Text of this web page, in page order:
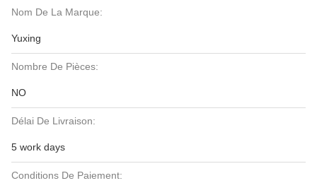
Nom De La Marque:
Yuxing
Nombre De Pièces:
NO
Délai De Livraison:
5 work days
Conditions De Paiement: